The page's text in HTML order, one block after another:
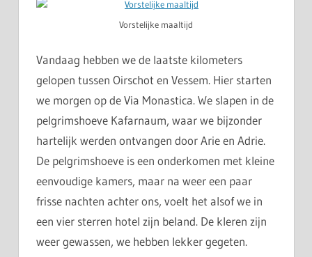
Vorstelijke maaltijd
Vandaag hebben we de laatste kilometers
gelopen tussen Oirschot en Vessem. Hier starten
we morgen op de Via Monastica. We slapen in de
pelgrimshoeve Kafarnaum, waar we bijzonder
hartelijk werden ontvangen door Arie en Adrie.
De pelgrimshoeve is een onderkomen met kleine
eenvoudige kamers, maar na weer een paar
frisse nachten achter ons, voelt het alsof we in
een vier sterren hotel zijn beland. De kleren zijn
weer gewassen, we hebben lekker gegeten.